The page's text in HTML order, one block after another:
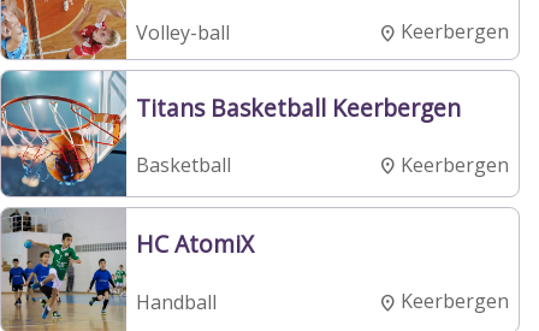
Volley-ball Keerbergen
Titans Basketball Keerbergen
Basketball Keerbergen
HC AtomiX
Handball Keerbergen